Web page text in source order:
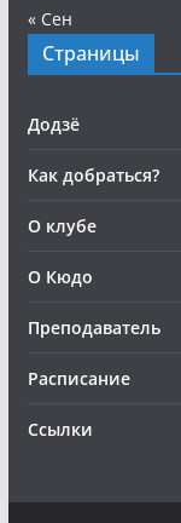
« Сен
Страницы
Додзё
Как добраться?
О клубе
О Кюдо
Преподаватель
Расписание
Ссылки